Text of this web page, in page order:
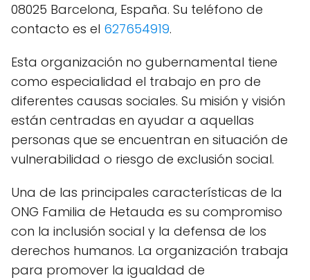
08025 Barcelona, España. Su teléfono de
contacto es el 627654919.
Esta organización no gubernamental tiene
como especialidad el trabajo en pro de
diferentes causas sociales. Su misión y visión
están centradas en ayudar a aquellas
personas que se encuentran en situación de
vulnerabilidad o riesgo de exclusión social.
Una de las principales características de la
ONG Familia de Hetauda es su compromiso
con la inclusión social y la defensa de los
derechos humanos. La organización trabaja
para promover la igualdad de